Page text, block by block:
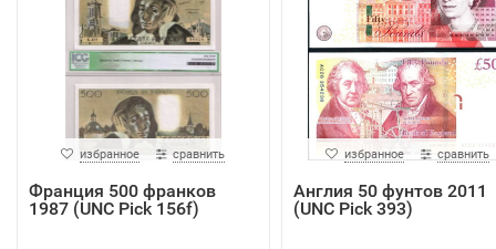
избранное сравнить
Франция 500 франков
1987 (UNC Pick 156f)
избранное сравнить
Англия 50 фунтов 2011
(UNC Pick 393)